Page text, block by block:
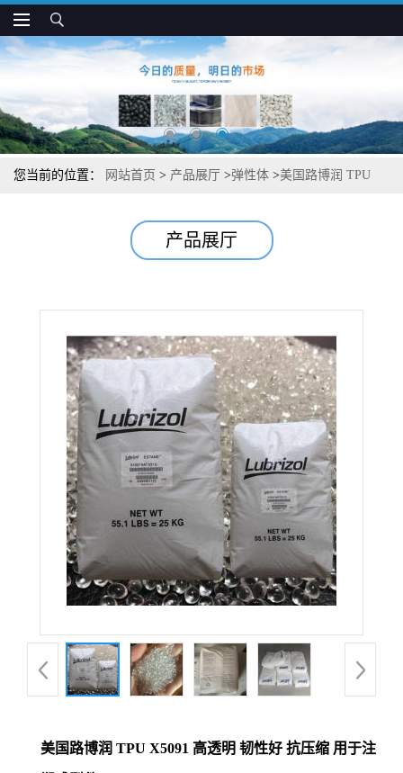
您当前的位置： 网站首页 > 产品展厅 >弹性体 >美国路博润 TPU
产品展厅
美国路博润 TPU X5091 高透明 韧性好 抗压缩 用于注